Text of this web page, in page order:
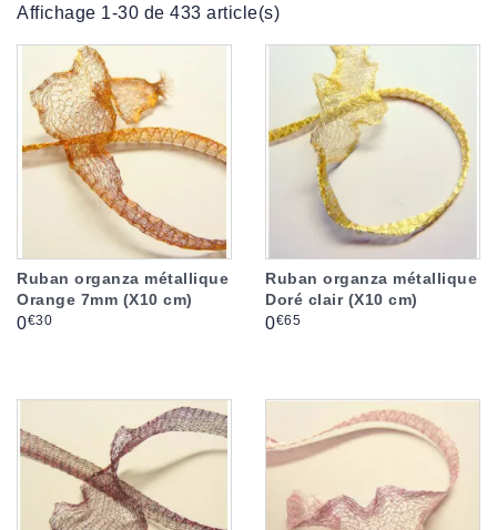
Affichage 1-30 de 433 article(s)
Ruban organza métallique
Orange 7mm (X10 cm)
Prix
0€30
Ruban organza métallique
Doré clair (X10 cm)
Prix
0€65